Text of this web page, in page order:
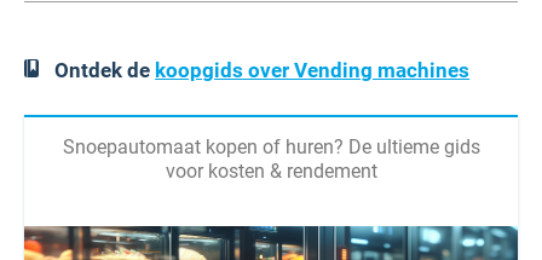
Ontdek de koopgids over Vending machines
Snoepautomaat kopen of huren? De ultieme gids
voor kosten & rendement